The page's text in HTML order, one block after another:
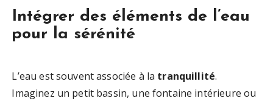
Intégrer des éléments de l’eau
pour la sérénité
L’eau est souvent associée à la tranquillité.
Imaginez un petit bassin, une fontaine intérieure ou